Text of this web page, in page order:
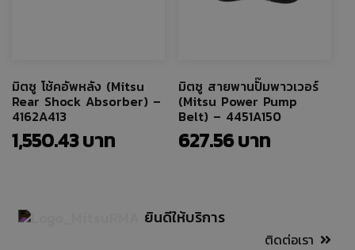
มิตซู โช้คอัพหลัง (Mitsu
Rear Shock Absorber) –
4162A413
1,550.43
มิตซู สายพานปั๊มพาวเวอร์
(Mitsu Power Pump
Belt) – 4451A150
627.56
ยินดีให้บริการ
ติดต่อเรา